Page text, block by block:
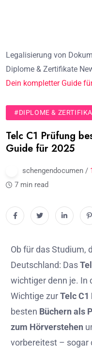
Legalisierung von
Diplome & Zertifikate
Dein kompletter Guide
#DIPLOME &
Telc C1 Prüfung
Guide für 2025
schengendocumen /
7 min read
Ob für das Studium,
Deutschland: Das
wichtiger denn je. In
Wichtige zurTelc
besten Büchern als
zum Hörverstehen
vorbereitest – sogar